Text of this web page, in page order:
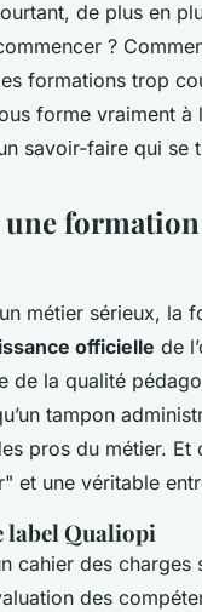
de plus en
?
formations trop
forme vraiment à
savoir-faire qui se
métier sérieux, la
officielle de
de la qualité
tampon
pros du métier. Et
et une véritable
label Qualiopi
cahier des charges
des